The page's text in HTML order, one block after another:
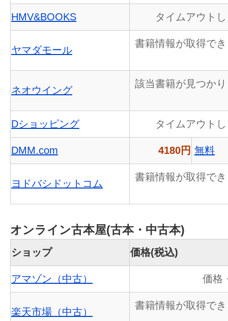
HMV&BOOKS タイムアウト
ヤマダモール
書籍情報が取得で
ネオウイング
該当書籍が見つか
Dショッピング タイムアウト
DMM.com 4180円 無料
ヨドバシドットコム
書籍情報が取得で
オンライン古本屋(古本・中古本)
ショップ 価格(税込)
アマゾン（中古） 価格
楽天市場（中古）
書籍情報が取得で